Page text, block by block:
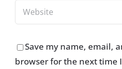
Save my name, email,
browser for the next time